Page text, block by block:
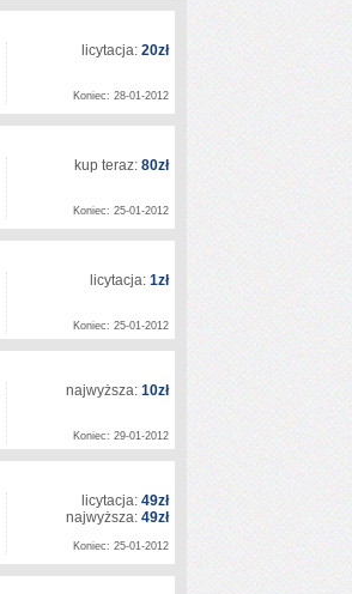
licytacja: 20zł
Koniec: 28-01-2012
kup teraz: 80zł
Koniec: 25-01-2012
licytacja: 1zł
Koniec: 25-01-2012
najwyższa: 10zł
Koniec: 29-01-2012
licytacja: 49zł
najwyższa: 49zł
Koniec: 25-01-2012